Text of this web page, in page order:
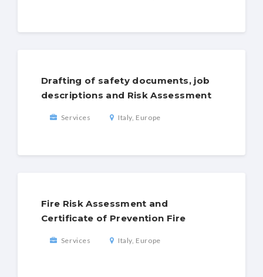
Drafting of safety documents, job
descriptions and Risk Assessment
Services Italy, Europe
Fire Risk Assessment and
Certificate of Prevention Fire
Services Italy, Europe